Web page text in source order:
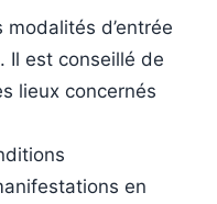
modalités d’entrée
Il est conseillé de
lieux concernés
en